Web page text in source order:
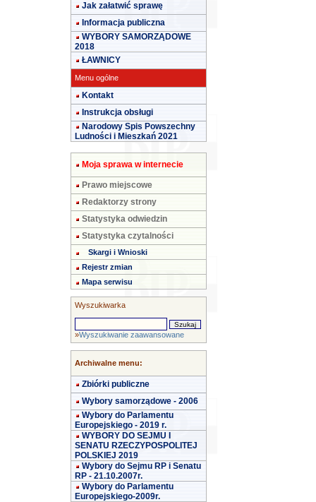
Jak załatwić sprawę
Informacja publiczna
WYBORY SAMORZĄDOWE
2018
ŁAWNICY
Menu ogólne
Kontakt
Instrukcja obsługi
Narodowy Spis Powszechny
Ludności i Mieszkań 2021
Moja sprawa w internecie
Prawo miejscowe
Redaktorzy strony
Statystyka odwiedzin
Statystyka czytalności
Skargi i Wnioski
Rejestr zmian
Mapa serwisu
Wyszukiwarka
»Wyszukiwanie zaawansowane
Archiwalne menu:
Zbiórki publiczne
Wybory samorządowe - 2006
Wybory do Parlamentu
Europejskiego - 2019 r.
WYBORY DO SEJMU I
SENATU RZECZYPOSPOLITEJ
POLSKIEJ 2019
Wybory do Sejmu RP i Senatu
RP - 21.10.2007r.
Wybory do Parlamentu
Europejskiego-2009r.